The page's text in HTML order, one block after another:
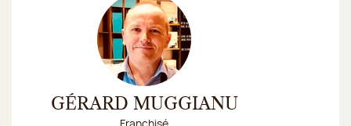
GÉRARD MUGGIANU
Franchisé